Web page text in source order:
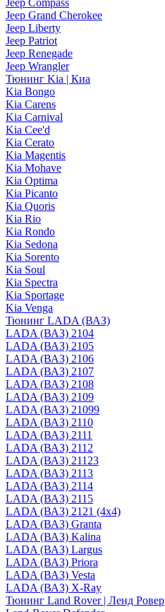
Jeep Compass
Jeep Grand Cherokee
Jeep Liberty
Jeep Patriot
Jeep Renegade
Jeep Wrangler
Тюнинг Kia | Киа
Kia Bongo
Kia Carens
Kia Carnival
Kia Cee'd
Kia Cerato
Kia Magentis
Kia Mohave
Kia Optima
Kia Picanto
Kia Quoris
Kia Rio
Kia Rondo
Kia Sedona
Kia Sorento
Kia Soul
Kia Spectra
Kia Sportage
Kia Venga
Тюнинг LADA (ВАЗ)
LADA (ВАЗ) 2104
LADA (ВАЗ) 2105
LADA (ВАЗ) 2106
LADA (ВАЗ) 2107
LADA (ВАЗ) 2108
LADA (ВАЗ) 2109
LADA (ВАЗ) 21099
LADA (ВАЗ) 2110
LADA (ВАЗ) 2111
LADA (ВАЗ) 2112
LADA (ВАЗ) 21123
LADA (ВАЗ) 2113
LADA (ВАЗ) 2114
LADA (ВАЗ) 2115
LADA (ВАЗ) 2121 (4x4)
LADA (ВАЗ) Granta
LADA (ВАЗ) Kalina
LADA (ВАЗ) Largus
LADA (ВАЗ) Priora
LADA (ВАЗ) Vesta
LADA (ВАЗ) X-Ray
Тюнинг Land Rover | Ленд Ровер